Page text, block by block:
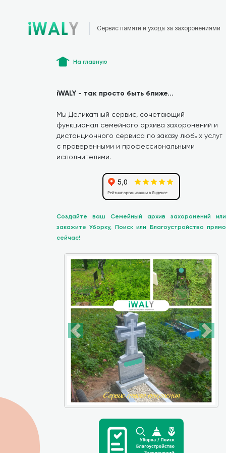
Сервис памяти и ухода за захоронениями
На главную
iWALY - так просто быть ближе...
Мы Деликатный сервис, сочетающий
функционал семейного архива захоронений и
дистанционного сервиса по заказу любых услуг
с проверенными и профессиональными
исполнителями.
Создайте ваш Семейный архив захоронений или
закажите Уборку, Поиск или Благоустройство прямо
сейчас!